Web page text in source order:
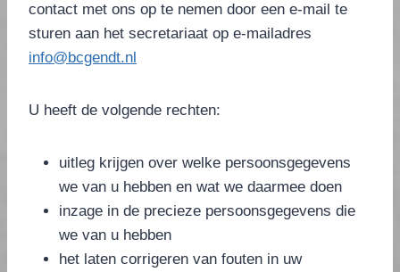
contact met ons op te nemen door een e-mail te
sturen aan het secretariaat op e-mailadres
info@bcgendt.nl
U heeft de volgende rechten:
uitleg krijgen over welke persoonsgegevens
we van u hebben en wat we daarmee doen
inzage in de precieze persoonsgegevens die
we van u hebben
het laten corrigeren van fouten in uw